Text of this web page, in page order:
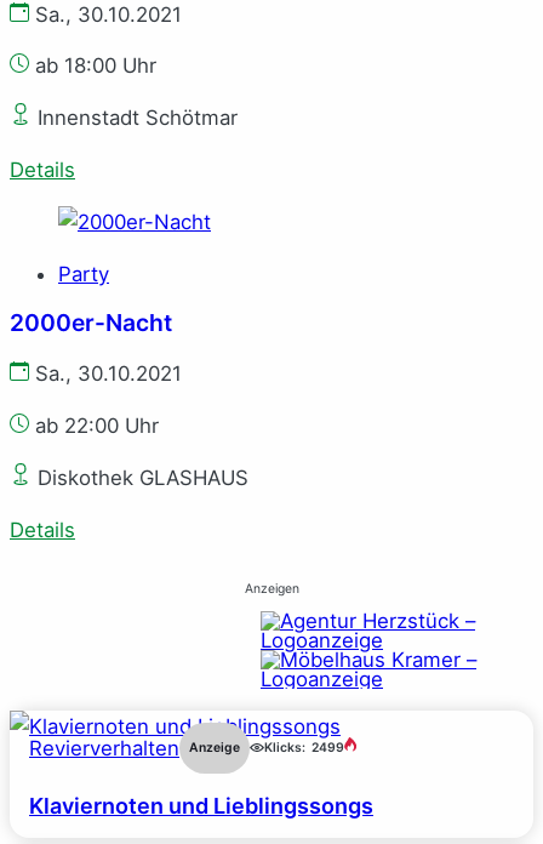
Sa., 30.10.2021
ab 18:00 Uhr
Innenstadt Schötmar
Details
Party
2000er-Nacht
Sa., 30.10.2021
ab 22:00 Uhr
Diskothek GLASHAUS
Details
Anzeigen
Revierverhalten Anzeige Klicks: 2499
Klaviernoten und Lieblingssongs